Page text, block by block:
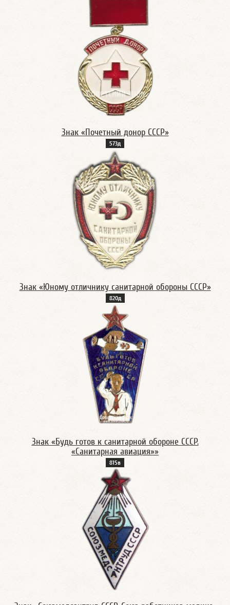
Знак «Почетный донор СССР»
573д
Знак «Юному отличнику санитарной обороны СССР»
820д
Знак «Будь готов к санитарной обороне СССР.
«Санитарная авиация»»
815в